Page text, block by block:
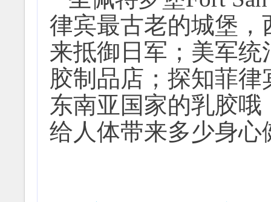
律宾最古老的城堡
来抵御日军；美军
胶制品店；探知菲
东南亚国家的乳胶
给人体带来多少身